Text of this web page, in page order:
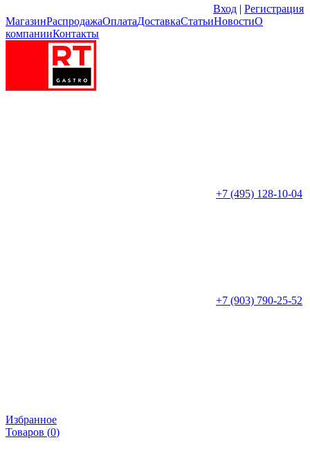
Вход | Регистрация
МагазинРаспродажаОплатаДоставкаСтатьиНовостиО
компанииКонтакты
+7 (495) 128-10-04
+7 (903) 790-25-52
Избранное
Товаров (0)